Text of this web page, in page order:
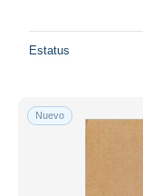
Estatus
Nuevo